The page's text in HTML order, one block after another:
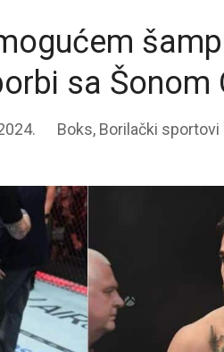
sa Šonom
Boks, Borilački sportovi